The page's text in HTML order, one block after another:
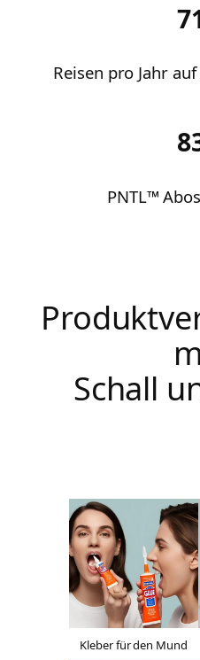
Reisen pro Jahr
PNTL™
Schall
Kleber für den Mund